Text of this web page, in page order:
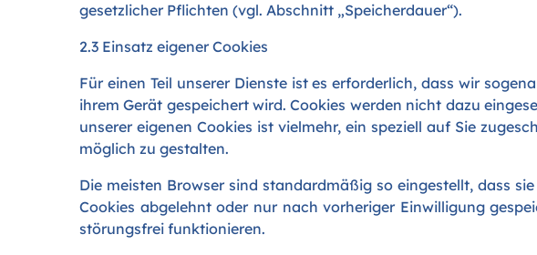
gesetzlicher Pflichten (vgl. Abschnitt „Speicherdauer“).
2.3 Einsatz eigener Cookies
Für einen Teil unserer Dienste ist es erforderlich, dass wir
ihrem Gerät gespeichert wird. Cookies werden nicht dazu
unserer eigenen Cookies ist vielmehr, ein speziell auf Sie
möglich zu gestalten.
Die meisten Browser sind standardmäßig so eingestellt, dass
Cookies abgelehnt oder nur nach vorheriger Einwilligung
störungsfrei funktionieren.